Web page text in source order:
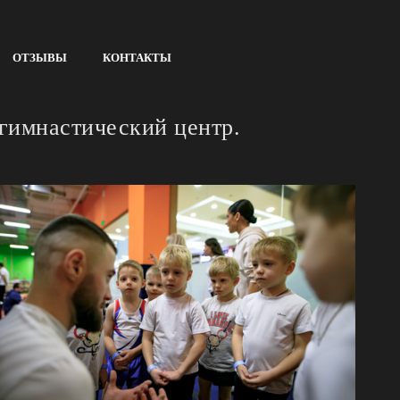
ОТЗЫВЫ КОНТАКТЫ
центр.